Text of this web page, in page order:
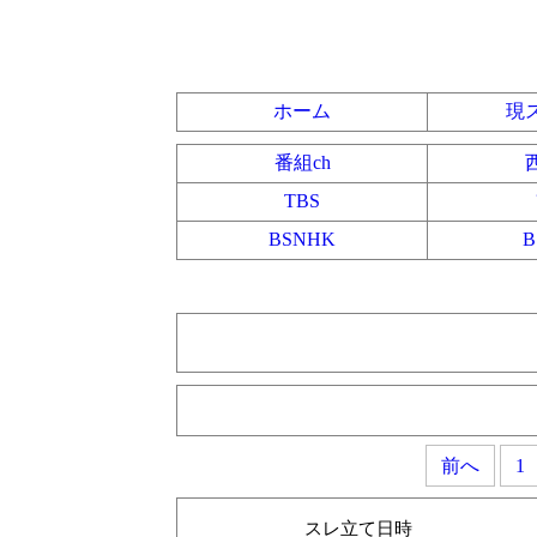
ホーム 現
番組ch
TBS
BSNHK
前へ 1
スレ立て日時